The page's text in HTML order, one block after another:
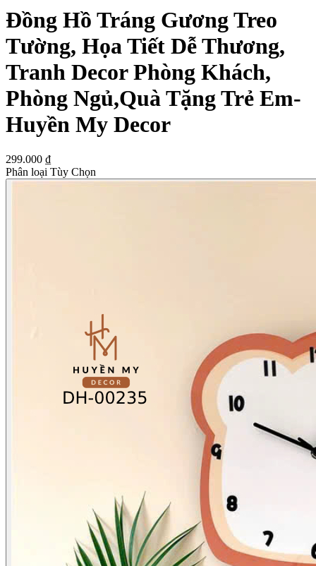
Đồng Hồ Tráng Gương Treo
Tường, Họa Tiết Dễ Thương,
Tranh Decor Phòng Khách,
Phòng Ngủ,Quà Tặng Trẻ Em-
Huyền My Decor
299.000 ₫
Phân loại Tùy Chọn